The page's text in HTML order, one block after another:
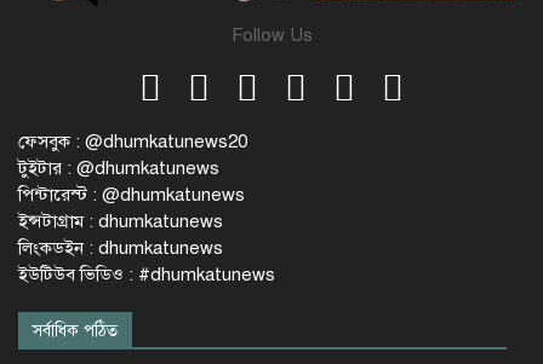
Follow Us
ফেসবুক : @dhumkatunews20
টুইটার : @dhumkatunews
পিন্টারেস্ট : @dhumkatunews
ইন্সটাগ্রাম : dhumkatunews
লিংকডইন : dhumkatunews
ইউটিউব ভিডিও : #dhumkatunews
সর্বাধিক পঠিত